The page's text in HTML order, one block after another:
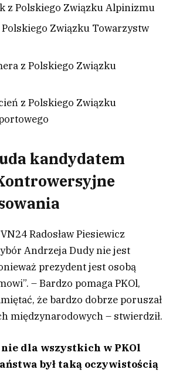
z Polskiego Związku Alpinizmu
Związku Towarzystw
z Polskiego Związku
z Polskiego Związku
kandydatem
Radosław Piesiewicz
Andrzeja Dudy nie jest
prezydent jest osobą
– Bardzo pomaga PKOl,
że bardzo dobrze poruszał
międzynarodowych – stwierdził.
nie dla wszystkich w PKOl
był taką oczywistością